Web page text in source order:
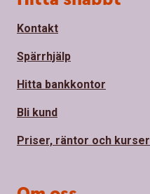
Kontakt
Spärrhjälp
Hitta bankkontor
Bli kund
Priser, räntor och kurser